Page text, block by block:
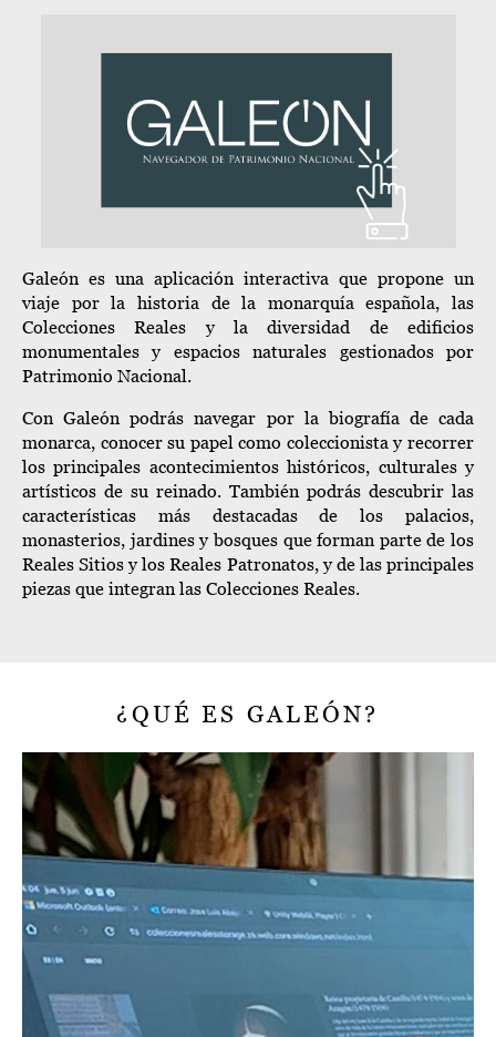
Galeón es una aplicación interactiva que propone un
viaje por la historia de la monarquía española, las
Colecciones Reales y la diversidad de edificios
monumentales y espacios naturales gestionados por
Patrimonio Nacional.
Con Galeón podrás navegar por la biografía de cada
monarca, conocer su papel como coleccionista y recorrer
los principales acontecimientos históricos, culturales y
artísticos de su reinado. También podrás descubrir las
características más destacadas de los palacios,
monasterios, jardines y bosques que forman parte de los
Reales Sitios y los Reales Patronatos, y de las principales
piezas que integran las Colecciones Reales.
¿QUÉ ES GALEÓN?